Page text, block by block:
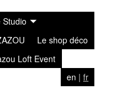
Studio
Le shop déco
Loft Event
en | fr